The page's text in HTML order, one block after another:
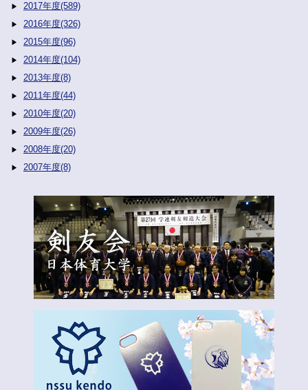
2017年度(589)
2016年度(326)
2015年度(96)
2014年度(104)
2013年度(8)
2011年度(44)
2010年度(20)
2009年度(26)
2008年度(20)
2007年度(8)